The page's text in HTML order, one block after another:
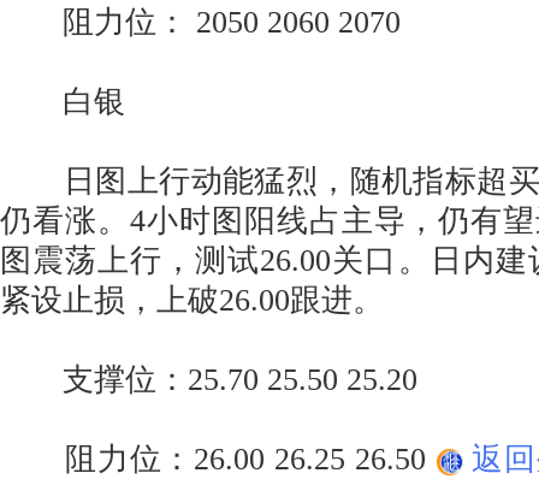
阻力位： 2050 2060 2070
白银
日图上行动能猛烈，随机指标超买
仍看涨。4小时图阳线占主导，仍有
图震荡上行，测试26.00关口。日内建
紧设止损，上破26.00跟进。
支撑位：25.70 25.50 25.20
阻力位：26.00 26.25 26.50
返